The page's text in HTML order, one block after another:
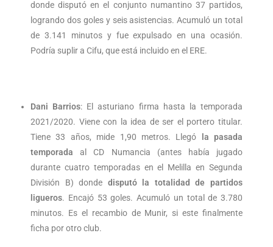
donde disputó en el conjunto numantino 37 partidos,
logrando dos goles y seis asistencias. Acumuló un total
de 3.141 minutos y fue expulsado en una ocasión.
Podría suplir a Cifu, que está incluido en el ERE.
Dani Barrios: El asturiano firma hasta la temporada
2021/2020. Viene con la idea de ser el portero titular.
Tiene 33 años, mide 1,90 metros. Llegó
la pasada
temporadaal CD Numancia (antes había jugado
durante cuatro temporadas en el Melilla en Segunda
División B) donde disputó la totalidad de partidos
ligueros. Encajó 53 goles. Acumuló un total de 3.780
minutos. Es el recambio de Munir, si este finalmente
ficha por otro club.